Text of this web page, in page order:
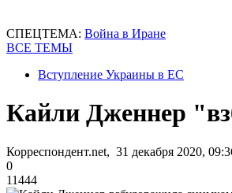
СПЕЦТЕМА: Война в Иране
ВСЕ ТЕМЫ
Вступление Украины в ЕС
Кайли Дженнер
Корреспондент.net, 31 декабря 2020,
0
11444